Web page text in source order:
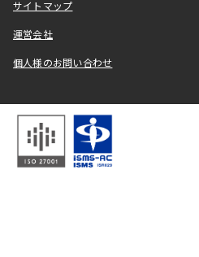
サイトマップ
運営会社
個人様のお問い合わせ